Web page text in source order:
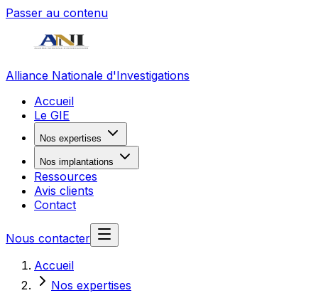
Passer au contenu
Alliance Nationale d'Investigations
Accueil
Le GIE
Nos expertises
Nos implantations
Ressources
Avis clients
Contact
Nous contacter
Accueil
Nos expertises